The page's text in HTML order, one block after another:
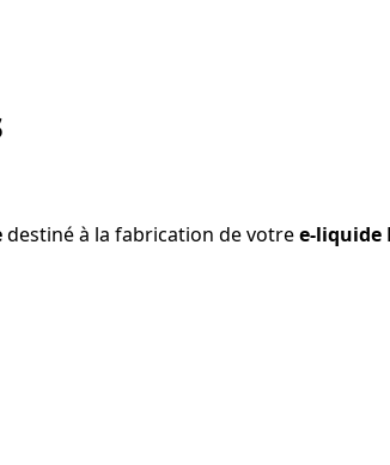
destiné à la fabrication de votree-liquide